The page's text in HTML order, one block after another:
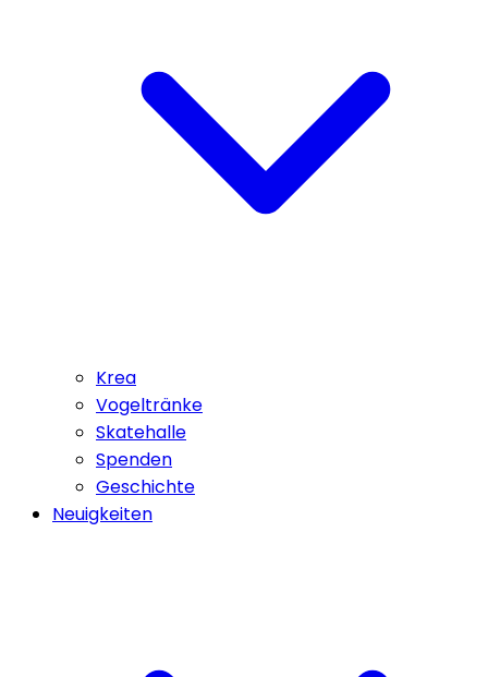
Krea
Vogeltränke
Skatehalle
Spenden
Geschichte
Neuigkeiten